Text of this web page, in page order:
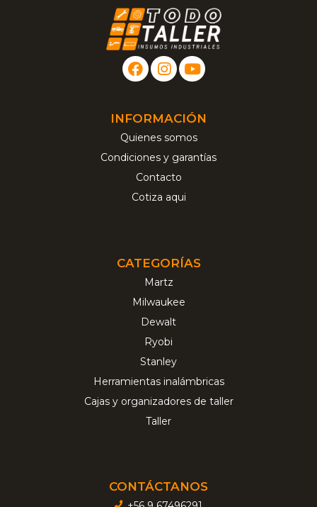
INFORMACIÓN
Quienes somos
Condiciones y garantías
Contacto
Cotiza aqui
CATEGORÍAS
Martz
Milwaukee
Dewalt
Ryobi
Stanley
Herramientas inalámbricas
Cajas y organizadores de taller
Taller
CONTÁCTANOS